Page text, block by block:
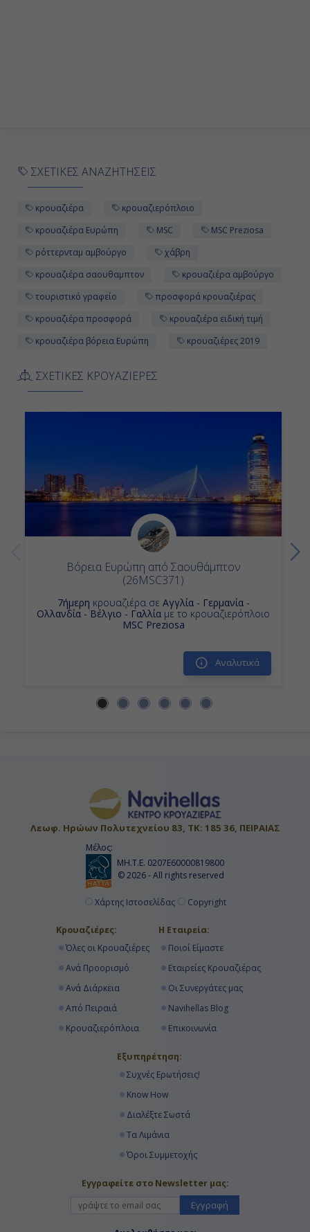
ΣΧΕΤΙΚΕΣ ΑΝΑΖΗΤΗΣΕΙΣ
κρουαζιέρα
κρουαζιερόπλοιο
κρουαζιέρα Ευρώπη
MSC
MSC Preziosa
ρόττερνταμ αμβούργο
χάβρη
κρουαζιέρα σαουθαμπτον
κρουαζιέρα αμβούργο
τουριστικό γραφείο
προσφορά κρουαζιέρας
κρουαζιέρα προσφορά
κρουαζιέρα ειδική τιμή
κρουαζιέρα βόρεια Ευρώπη
κρουαζιέρες 2019
ΣΧΕΤΙΚΕΣ ΚΡΟΥΑΖΙΕΡΕΣ
Βόρεια Ευρώπη από Σαουθάμπτον
(26MSC371)
7ήμερη κρουαζιέρα σε Αγγλία - Γερμανία -
Ολλανδία - Βέλγιο - Γαλλία με το κρουαζιερόπλοιο
MSC Preziosa
Αναλυτικά
Λεωφ. Ηρώων Πολυτεχνείου 83, ΤΚ: 185 36, ΠΕΙΡΑΙΑΣ
Μέλος:
ΜΗ.Τ.Ε. 0207Ε60000819800
© 2026 - All rights reserved
Χάρτης Ιστοσελίδας Copyright
Κρουαζιέρες:
Όλες οι Κρουαζιέρες
Ανά Προορισμό
Ανά Διάρκεια
Από Πειραιά
Κρουαζιερόπλοια
Η Εταιρεία:
Ποιοί Είμαστε
Εταιρείες Κρουαζιέρας
Οι Συνεργάτες μας
Navihellas Blog
Επικοινωνία
Εξυπηρέτηση:
Συχνές Ερωτήσεις!
Know How
Διαλέξτε Σωστά
Τα Λιμάνια
Όροι Συμμετοχής
Εγγραφείτε στο Newsletter μας:
Εγγραφή